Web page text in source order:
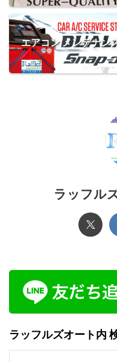
エアコン メンテナン
ラッフル
ラッフルズオート内